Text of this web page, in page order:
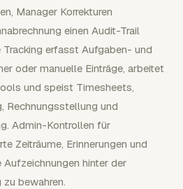
Manager Korrekturen
einen Audit-Trail
erfasst Aufgaben- und
oder manuelle Einträge, arbeitet
und speist Timesheets,
Rechnungsstellung und
Admin-Kontrollen für
Zeiträume, Erinnerungen und
hinter der
bewahren.